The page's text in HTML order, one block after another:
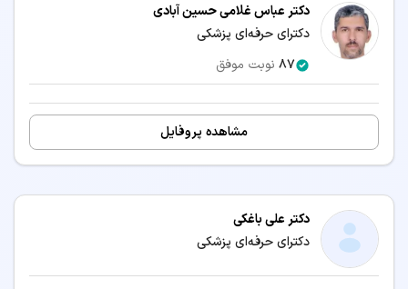
دکتر عباس غلامی حسین آبادی
دکترای حرفه‌ای پزشکی
87 نوبت موفق
مشاهده پروفایل
دکتر علی باغکی
دکترای حرفه‌ای پزشکی